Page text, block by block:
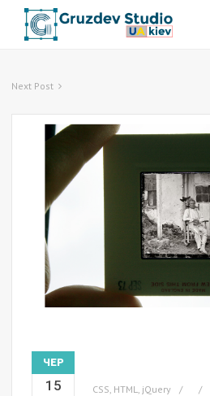
Next Post
ЧЕР
15 CSS HTML jQuery